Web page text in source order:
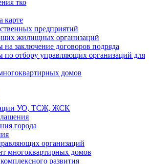
тко
карте
предприятий
жилищных организаций
заключение договоров подряда
по отбору управляющих организаций для
домов
УО, ТСЖ, ЖСК
города
организаций
многоквартирных домов
развития